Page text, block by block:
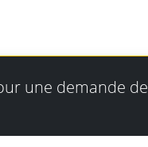
une demande de